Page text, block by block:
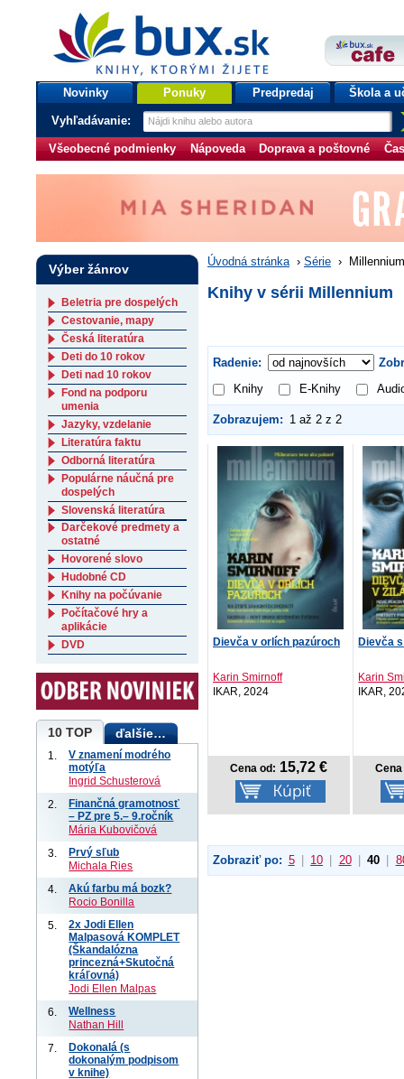
bux.sk
knihy, ktorými žijete
Úvodná stránka
Novinky Ponuky Predpredaj Škola a
Vyhľadávanie:
Všeobecné podmienky Nápoveda Doprava a poštovné
Úvodná stránka › Série › Millennium
Knihy v sérii Millennium
Radenie:
Knihy
E-Knihy
Zobrazujem: 1 až 2 z 2
Dievča v orlích pazúroch
Karin Smirnoff
IKAR, 2024
Cena od: 15,72 €
Dievča
Karin
IKAR,
Zobraziť po: 5 10 20 40
Výber žánrov
Beletria pre dospelých
Cestovanie, mapy
Česká literatúra
Deti do 10 rokov
Deti nad 10 rokov
Fond na podporu
umenia
Jazyky, vzdelanie
Literatúra faktu
Odborná literatúra
Populárne náučná pre
dospelých
Slovenská literatúra
Darčekové predmety a
ostatné
Hovorené slovo
Hudobné CD
Knihy na počúvanie
Počítačové hry a
aplikácie
DVD
10 TOP ďalšie…
1.
V znamení modrého
motýľa
Ingrid Schusterová
2.
Finančná gramotnosť
– PZ pre 5.– 9.ročník
Mária Kubovičová
3.
Prvý sľub
Michala Ries
4.
Akú farbu má bozk?
Rocio Bonilla
5.
2x Jodi Ellen
Malpasová KOMPLET
(Škandalózna
princezná+Skutočná
kráľovná)
Jodi Ellen Malpas
6.
Wellness
Nathan Hill
7.
Dokonalá (s
dokonalým podpisom
v knihe)